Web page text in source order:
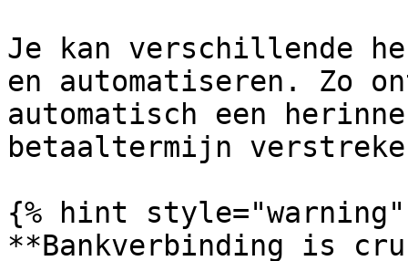
Je kan verschillende
en automatiseren. Zo
automatisch een
betaaltermijn
{% hint style="warning"
**Bankverbinding is